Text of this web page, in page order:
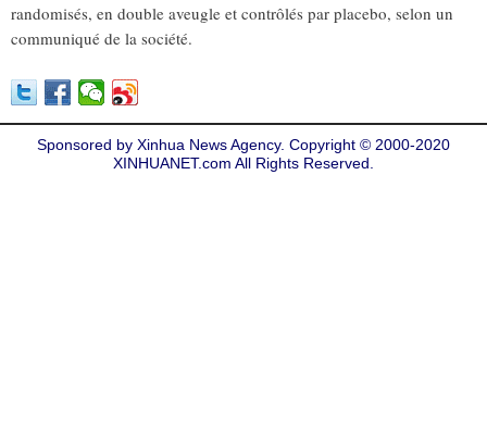
randomisés, en double aveugle et contrôlés par placebo, selon un
communiqué de la société.
Sponsored by Xinhua News Agency. Copyright © 2000-2020
XINHUANET.com All Rights Reserved.